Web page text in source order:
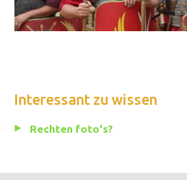
Interessant zu wissen
Rechten foto's?